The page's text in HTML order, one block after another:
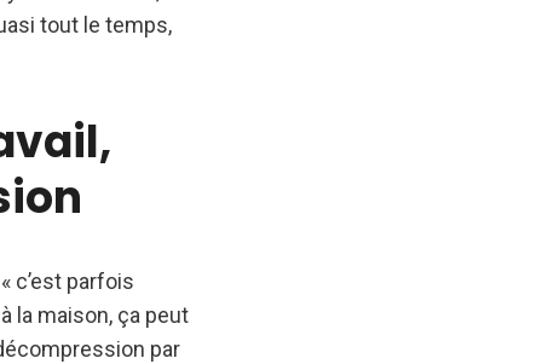
tout le temps,
c’est parfois
la maison, ça peut
par